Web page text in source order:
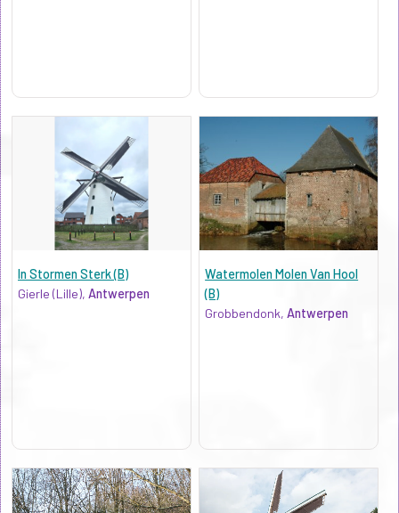
In Stormen Sterk (B)
Gierle (Lille), Antwerpen
Watermolen Molen Van Hool
(B)
Grobbendonk,Antwerpen